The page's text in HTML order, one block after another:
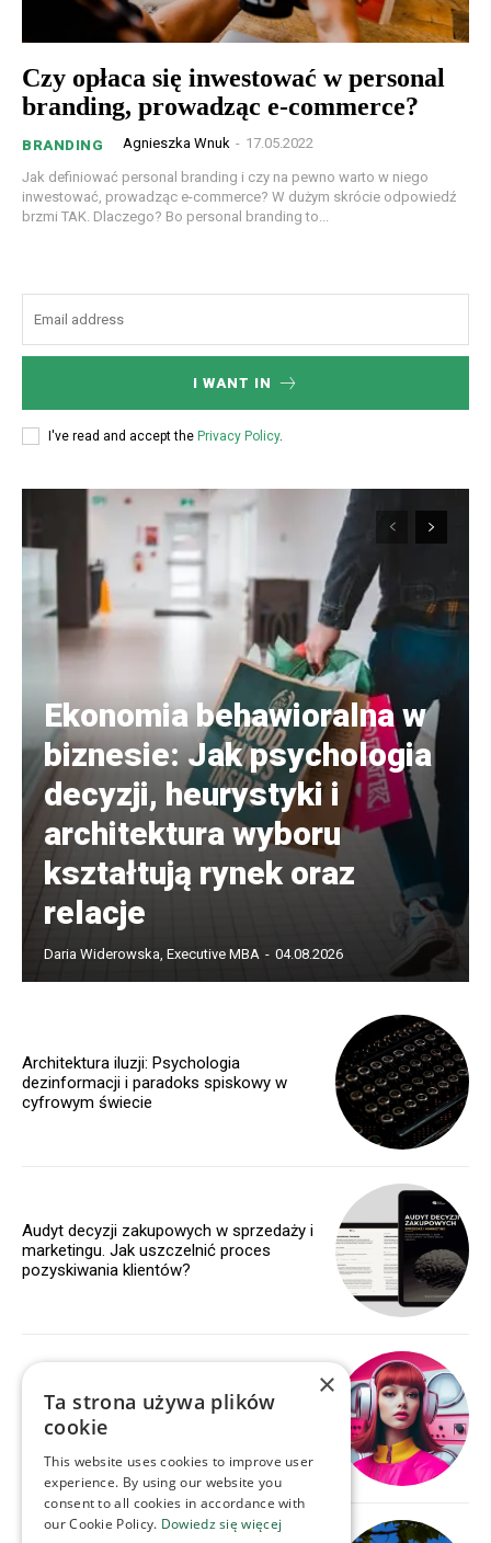
Czy opłaca się inwestować w personal
branding, prowadząc e-commerce?
BRANDING Agnieszka Wnuk - 17.05.2022
Jak definiować personal branding i czy na pewno warto w niego
inwestować, prowadząc e-commerce? W dużym skrócie odpowiedź
brzmi TAK. Dlaczego? Bo personal branding to...
I WANT IN
I've read and accept the Privacy Policy.
Ekonomia behawioralna w
biznesie: Jak psychologia
decyzji, heurystyki i
architektura wyboru
kształtują rynek oraz
relacje
Daria Widerowska, Executive MBA - 04.08.2026
Architektura iluzji: Psychologia
dezinformacji i paradoks spiskowy w
cyfrowym świecie
Audyt decyzji zakupowych w sprzedaży i
marketingu. Jak uszczelnić proces
pozyskiwania klientów?
prawie 5 mld zł i rośnie – nawet o 40
proc. rok do roku. Generują oni 3-krotnie
×
Ta strona używa plików
cookie
This website uses cookies to improve user
experience. By using our website you
consent to all cookies in accordance with
our Cookie Policy. Dowiedz się więcej